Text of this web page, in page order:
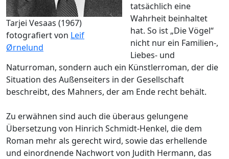
Tarjei Vesaas (1967)
fotografiert von Leif
Ørnelund
tatsächlich eine
Wahrheit beinhaltet
hat. So ist „Die Vögel“
nicht nur ein Familien-,
Liebes- und
Naturroman, sondern auch ein Künstlerroman, der die
Situation des Außenseiters in der Gesellschaft
beschreibt, des Mahners, der am Ende recht behält.
Zu erwähnen sind auch die überaus gelungene
Übersetzung von Hinrich Schmidt-Henkel, die dem
Roman mehr als gerecht wird, sowie das erhellende
und einordnende Nachwort von Judith Hermann, das